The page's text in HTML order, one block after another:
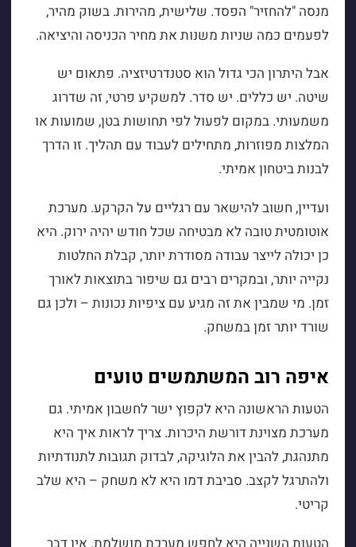
מנסה "להחזיר" הפסד. שלישית, מהירות. בשוק מהיר,
לפעמים כמה שניות משנות את מחיר הכניסה והיציאה.
אבל היתרון הכי גדול הוא סטנדרטיזציה. פתאום יש
שיטה. יש כללים. יש סדר. למשקיע פרטי, זה שדרוג
משמעותי. במקום לפעול לפי תחושות בטן, שמועות או
המלצות מפוזרות, מתחילים לעבוד עם תהליך. זו הדרך
לבנות ביטחון אמיתי.
ועדיין, חשוב להישאר עם רגליים על הקרקע. מערכת
אוטומטית טובה לא מבטיחה שכל חודש יהיה ירוק. היא
כן יכולה לייצר עבודה מסודרת יותר, קבלת החלטות
נקייה יותר, ובמקרים רבים גם שיפור בתוצאות לאורך
זמן. מי שמבין את זה מגיע עם ציפיות נכונות – ולכן גם
שורד יותר זמן במשחק.
איפה רוב המשתמשים טועים
הטעות הראשונה היא לקפוץ ישר לחשבון אמיתי. גם
מערכת מצוינת דורשת היכרות. צריך לראות איך היא
מתנהגת, להבין את הלוגיקה, לבדוק תגובות לתנודתיות
ולהתרגל לקצב. סביבת דמו היא לא משחק – היא שלב
קריטי.